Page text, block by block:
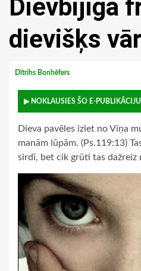
Dievbijīga
dievišķs
Dītrihs Bonhēfers
▶ NOKLAUSIES ŠO E-PUBLIKĀCIJU
Dieva pavēles iziet no Viņa
manām lūpām. (Ps.119:13)
sirdī, bet cik grūti tas dažreiz